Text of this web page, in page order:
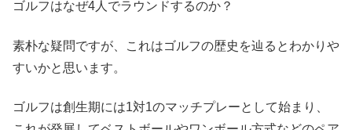
ゴルフはなぜ4人でラウンドするのか？
素朴な疑問ですが、これはゴルフの歴史を辿るとわかりや
すいかと思います。
ゴルフは創生期には1対1のマッチプレーとして始まり、